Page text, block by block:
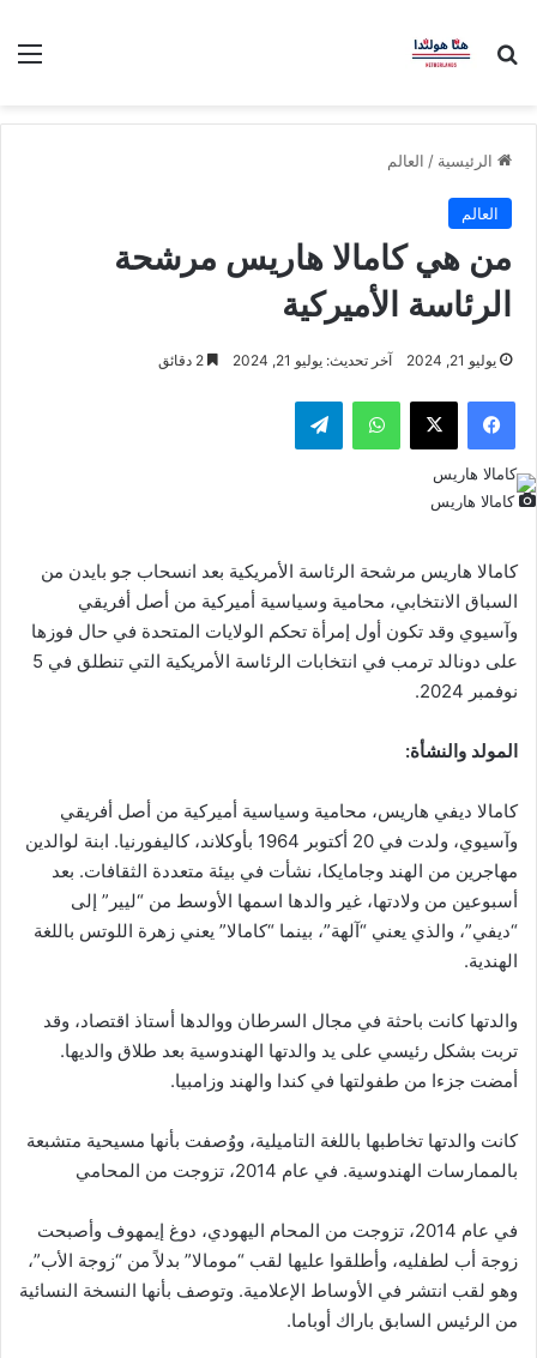
بحث عن
الرئيسية / العالم
العالم
من هي كامالا هاريس مرشحة
الرئاسة الأميركية
يوليو 21, 2024 آخر تحديث: يوليو 21, 2024
فيسبوك ‫X واتساب تيلقرام
كامالا هاريس
كامالا هاريس مرشحة الرئاسة الأمريكية بعد انسحاب جو بايدن من
السباق الانتخابي، محامية وسياسية أميركية من أصل أفريقي
وآسيوي وقد تكون أول إمرأة تحكم الولايات المتحدة في حال فوزها
على دونالد ترمب في انتخابات الرئاسة الأمريكية التي تنطلق في 5
نوفمبر 2024.
المولد والنشأة:
كامالا ديفي هاريس، محامية وسياسية أميركية من أصل أفريقي
وآسيوي، ولدت في 20 أكتوبر 1964 بأوكلاند، كاليفورنيا. ابنة لوالدين
مهاجرين من الهند وجامايكا، نشأت في بيئة متعددة الثقافات. بعد
أسبوعين من ولادتها، غير والدها اسمها الأوسط من “ليير” إلى
“ديفي”، والذي يعني “آلهة”، بينما “كامالا” يعني زهرة اللوتس باللغة
الهندية.
والدتها كانت باحثة في مجال السرطان ووالدها أستاذ اقتصاد، وقد
تربت بشكل رئيسي على يد والدتها الهندوسية بعد طلاق والديها.
أمضت جزءا من طفولتها في كندا والهند وزامبيا.
كانت والدتها تخاطبها باللغة التاميلية، ووُصفت بأنها مسيحية متشبعة
بالممارسات الهندوسية. في عام 2014، تزوجت من المحامي
في عام 2014، تزوجت من المحام اليهودي، دوغ إيمهوف وأصبحت
زوجة أب لطفليه، وأطلقوا عليها لقب “مومالا” بدلاً من “زوجة الأب”،
وهو لقب انتشر في الأوساط الإعلامية. وتوصف بأنها النسخة النسائية
من الرئيس السابق باراك أوباما.